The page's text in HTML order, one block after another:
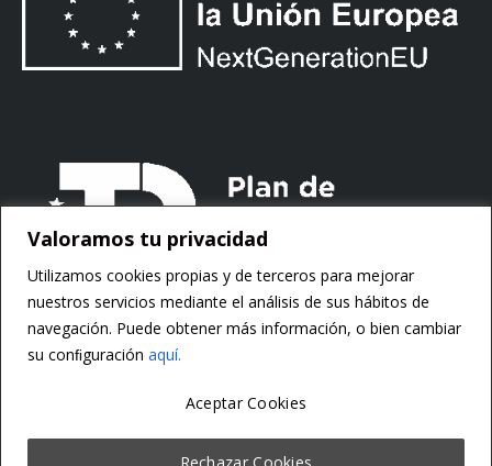
Valoramos tu privacidad
Utilizamos cookies propias y de terceros para mejorar
nuestros servicios mediante el análisis de sus hábitos de
navegación. Puede obtener más información, o bien cambiar
su conﬁguración aquí.
Rechazar Cookies
Aceptar Cookies